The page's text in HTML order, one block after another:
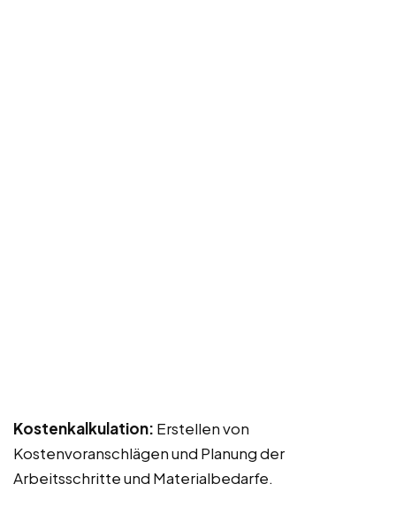
Kostenkalkulation: Erstellen von
Kostenvoranschlägen und Planung der
Arbeitsschritte und Materialbedarfe.